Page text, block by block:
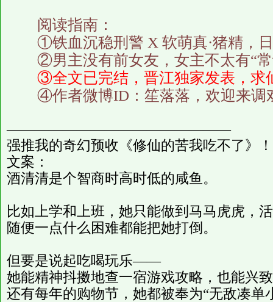
阅读指南：
①铁血沉稳刑警 X 软萌真·猪精，日
②男主没有前女友，女主不太有“常
③全文已完结，晋江独家发表，求
④作者微博ID：笙落落，欢迎来
————————————————
强推我的奇幻预收《修仙的苦我吃不了》
文案：
酒清清是个智商时高时低的咸鱼。
比如上学和上班，她只能做到马马虎虎，
随便一点什么困难都能把她打倒。
但要是说起吃喝玩乐——
她能精神抖擞地查一宿游戏攻略，也能兴
还有每年的购物节，她都被奉为“无敌凑单